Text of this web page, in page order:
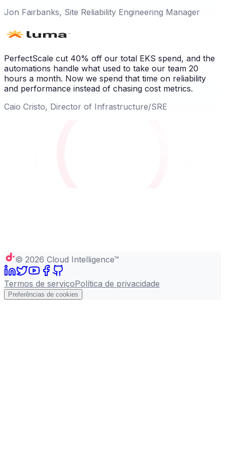
Jon Fairbanks, Site Reliability Engineering Manager
PerfectScale cut 40% off our total EKS spend, and the
automations handle what used to take our team 20
hours a month. Now we spend that time on reliability
and performance instead of chasing cost metrics.
Caio Cristo, Director of Infrastructure/SRE
© 2026 Cloud Intelligence™
Termos de serviçoPolítica de privacidade
Preferências de cookies